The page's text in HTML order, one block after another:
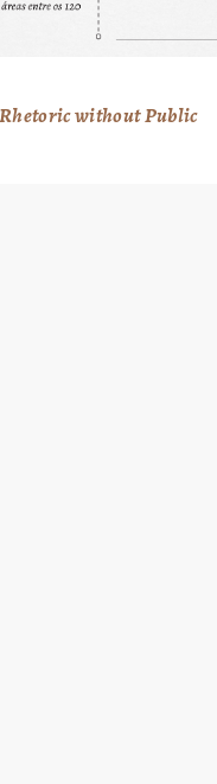
Rhetoric without Public